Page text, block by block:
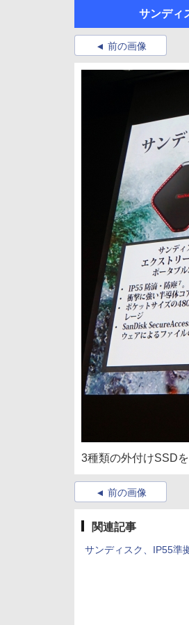
サンディ
前の画像
3種類の外付けSSD
前の画像
関連記事
サンディスク、IP55準